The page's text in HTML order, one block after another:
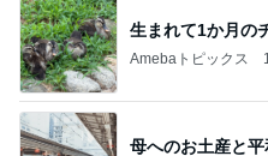
生まれて1か月の
Amebaトピックス
母へのお土産と